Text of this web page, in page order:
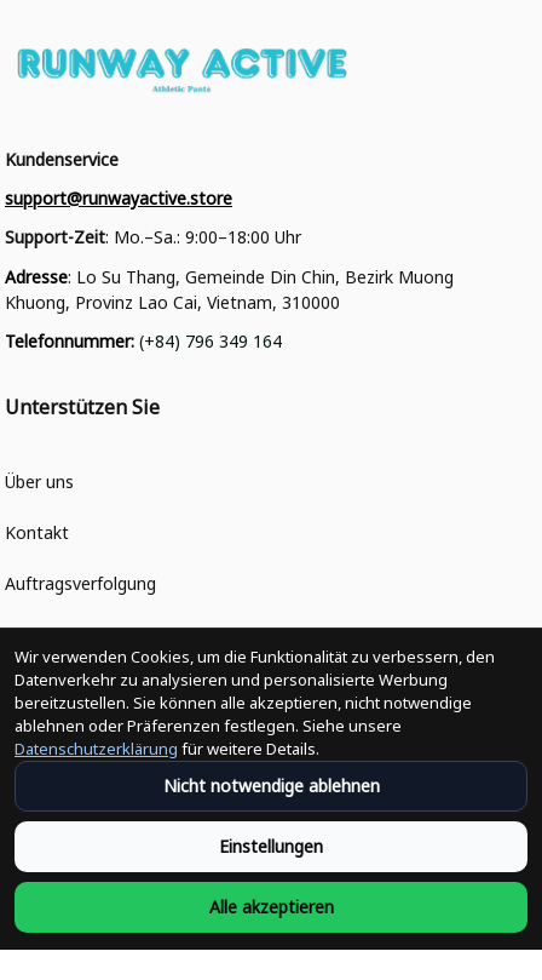
Kundenservice
support@runwayactive.store
Support-Zeit: Mo.–Sa.: 9:00–18:00 Uhr
Adresse: Lo Su Thang, Gemeinde Din Chin, Bezirk Muong
Khuong, Provinz Lao Cai, Vietnam, 310000
Telefonnummer: (+84) 796 349 164
Unterstützen Sie
Über uns
Kontakt
Auftragsverfolgung
Politiken
Änderungen der Bestellung
Versandpolitik
Rückerstattungsrichtlinie
Rückgabepolitik
Wir verwenden Cookies, um die Funktionalität zu verbessern, den
Datenverkehr zu analysieren und personalisierte Werbung
bereitzustellen. Sie können alle akzeptieren, nicht notwendige
ablehnen oder Präferenzen festlegen. Siehe unsere
Datenschutzerklärung für weitere Details.
Nicht notwendige ablehnen
Einstellungen
Alle akzeptieren